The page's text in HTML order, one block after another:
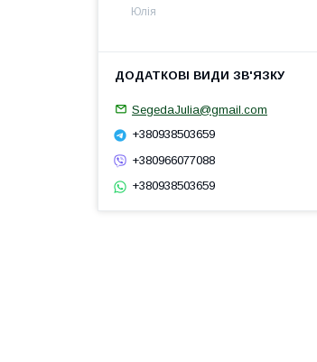
Юлія
SegedaJulia@gmail.com
+380938503659
+380966077088
+380938503659